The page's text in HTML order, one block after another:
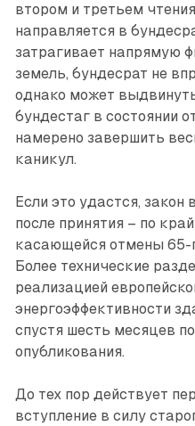
втором и третьем
направляется в
затрагивает напрямую
земель, бундесрат не
однако может
бундестаг в состоянии
намерено завершить
каникул.
Если это удастся, закон
после принятия – по
касающейся отмены 65-
Более технические
реализацией
энергоэффективности
спустя шесть месяцев
опубликования.
До тех пор действует
вступление в силу